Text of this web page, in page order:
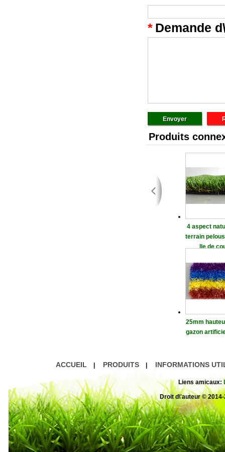
* Demande
Produits
4 aspect
terrain
lle de
25mm
gazon
ACCUEIL PRODUITS INFORMATIONS
Liens amicaux:
Droit d\'auteur ©